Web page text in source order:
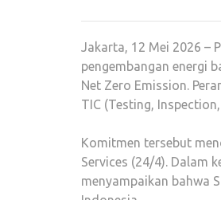
Jakarta, 12 Mei 2026 –
pengembangan energi
Net Zero Emission.
TIC (Testing,
Komitmen tersebut
Services (24/4). Dalam
menyampaikan bahwa